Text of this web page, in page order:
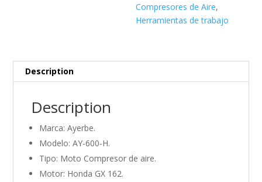
Compresores de Aire,
Herramientas de trabajo
Description
Description
Marca: Ayerbe.
Modelo: AY-600-H.
Tipo: Moto Compresor de aire.
Motor: Honda GX 162.